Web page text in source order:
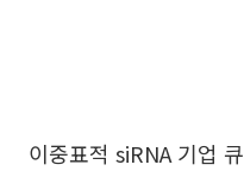
이중표적 siRNA 기업